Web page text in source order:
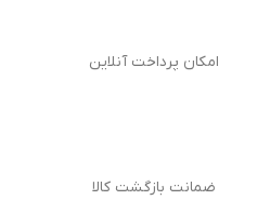
امکان پرداخت آنلاین
ضمانت بازگشت کالا